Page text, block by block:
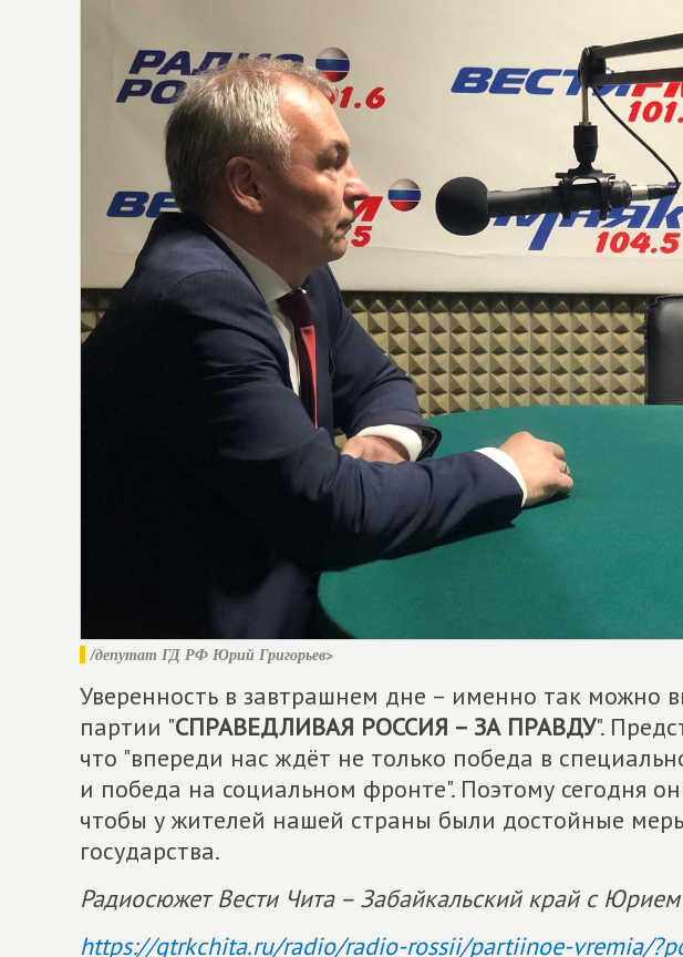
/депутат ГД РФ Юрий Григорьев>
Уверенность в завтрашнем дне – именно так можно
партии "СПРАВЕДЛИВАЯ РОССИЯ – ЗА ПРАВДУ".
что "впереди нас ждёт не только победа в
и победа на социальном фронте". Поэтому сегодня
чтобы у жителей нашей страны были достойные
государства.
Радиосюжет Вести Чита – Забайкальский край с
https://gtrkchita.ru/radio/radio-rossii/partiinoe-vremia/